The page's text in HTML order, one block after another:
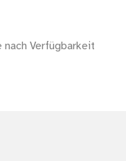
nach Verfügbarkeit